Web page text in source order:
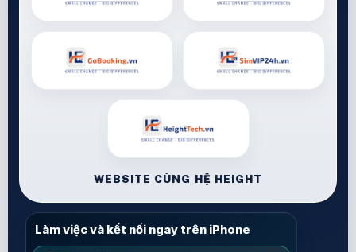
WEBSITE CÙNG HỆ HEIGHT
Làm việc và kết nối ngay trên iPhone